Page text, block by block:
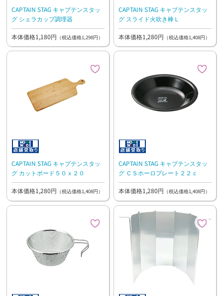
CAPTAIN STAG キャプテンスタッ
グ シェラカップ調理器
本体価格1,180円 （税込価格1,298円）
CAPTAIN STAG キャプテンスタッ
グ スライド火吹き棒Ｌ
本体価格1,280円 （税込価格1,408円）
CAPTAIN STAG キャプテンスタッ
グ カットボード５０ｘ２０
本体価格1,280円 （税込価格1,408円）
CAPTAIN STAG キャプテンスタッ
グ ＣＳホーロプレート２２ｃ
本体価格1,280円 （税込価格1,408円）